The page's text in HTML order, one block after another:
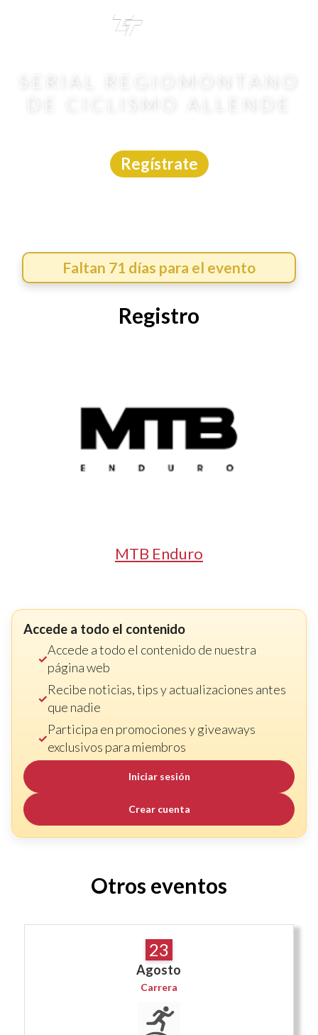
SERIAL REGIOMONTANO
Regístrate
Faltan 71 días para el evento
Registro
MTB Enduro
Accede a todo el contenido
Accede a todo el contenido de nuestra
página web
Recibe noticias, tips y actualizaciones antes
que nadie
Participa en promociones y giveaways
exclusivos para miembros
Iniciar sesión
Crear cuenta
Otros eventos
23
Agosto
Carrera